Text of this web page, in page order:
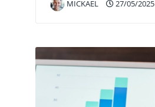
MICKAEL 27/05/2025